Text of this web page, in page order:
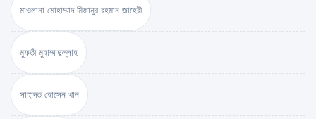
মাওলানা মোহাম্মাদ মিজানুর রহমান জাহেরী
মুফতী মুহাম্মাদুল্লাহ
সাহাদত হোসেন খান